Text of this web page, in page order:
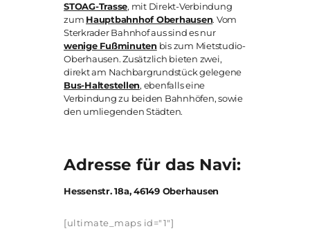
STOAG-Trasse, mit Direkt-Verbindung
zum Hauptbahnhof Oberhausen. Vom
Sterkrader Bahnhof aus sind es nur
wenige Fußminuten bis zum Mietstudio-
Oberhausen. Zusätzlich bieten zwei,
direkt am Nachbargrundstück gelegene
Bus-Haltestellen, ebenfalls eine
Verbindung zu beiden Bahnhöfen, sowie
den umliegenden Städten.
Adresse für das Navi:
Hessenstr. 18a, 46149 Oberhausen
[ultimate_maps id="1"]